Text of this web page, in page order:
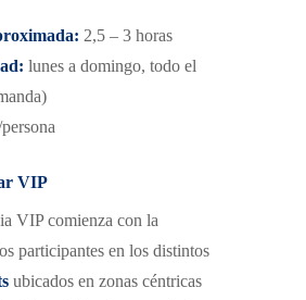
2,5 – 3 horas
lunes a domingo, todo el
VIP
VIP comienza con la
participantes en los distintos
ubicados en zonas céntricas